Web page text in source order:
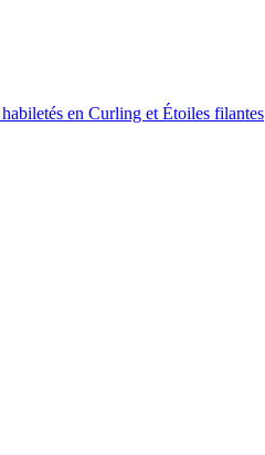
en Curling et Étoiles filantes